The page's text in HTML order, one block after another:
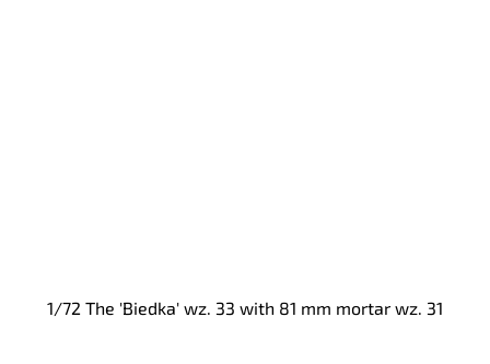
1/72 The 'Biedka' wz. 33 with 81 mm mortar wz. 31